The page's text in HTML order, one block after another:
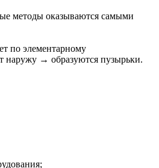
методы оказываются самыми
по элементарному
наружу → образуются пузырьки.